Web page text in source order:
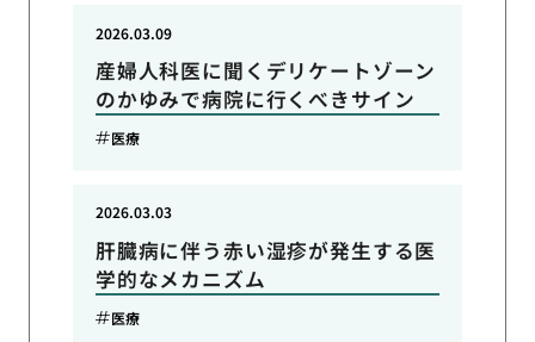
産婦人科医に聞くデリケートゾーン
のかゆみで病院に行くべきサイン
2026.03.09
医療
肝臓病に伴う赤い湿疹が発生する医
学的なメカニズム
2026.03.03
医療